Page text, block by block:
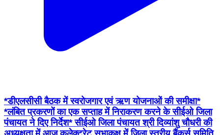
*डीएलसीसी बैठक में स्वरोजगार एवं ऋण योजनाओं की समीक्षा*
*लंबित प्रकरणों का एक सप्ताह में निराकरण करने के सीईओ जिला
पंचायत ने दिए निर्देश* सीईओ जिला पंचायत श्री दिव्यांशु चौधरी की